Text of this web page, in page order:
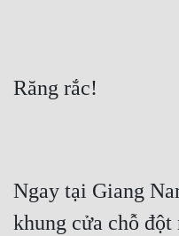
Răng rắc!
Ngay tại Giang
khung cửa chỗ